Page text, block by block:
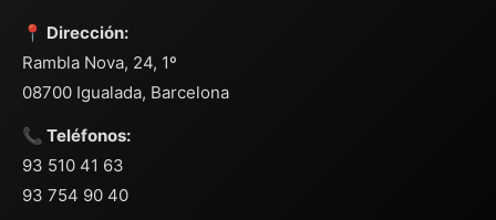
📍 Dirección:
Rambla Nova, 24, 1º
08700 Igualada, Barcelona
📞 Teléfonos:
93 510 41 63
93 754 90 40